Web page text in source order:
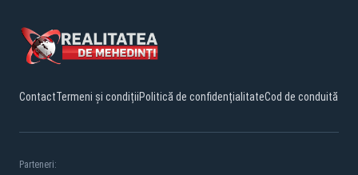
ContactTermeni și condițiiPolitică de confidențialitateCod de conduită
Parteneri: